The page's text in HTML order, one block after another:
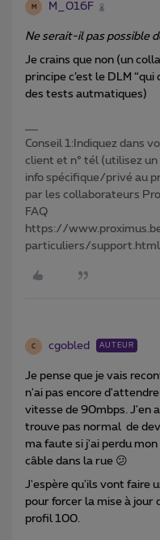
M M_016F
Ne serait-il pas possible
Je crains que non (un
principe c’est le DLM
des tests autmatiques)
Conseil 1:Indiquez dans
client et n° tél (utilisez
info spécifique/privé au
par les collaborateurs
FAQ
https://
particuliers/support.html
C cgobled AUTEUR
Je pense que je vais
n'ai pas encore
vitesse de 90mbps. J'en
trouve pas normal de
ma faute si j'ai perdu
câble dans la rue 😕
J'espère qu'ils vont faire
pour forcer la mise à jour
profil 100.